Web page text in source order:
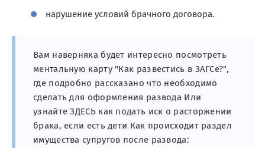
нарушение условий брачного договора.
Вам наверняка будет интересно посмотреть
ментальную карту "Как развестись в ЗАГСе?",
где подробно рассказано что необходимо
сделать для оформления развода Или
узнайте ЗДЕСЬ как подать иск о расторжении
брака, если есть дети Как происходит раздел
имущества супругов после развода: